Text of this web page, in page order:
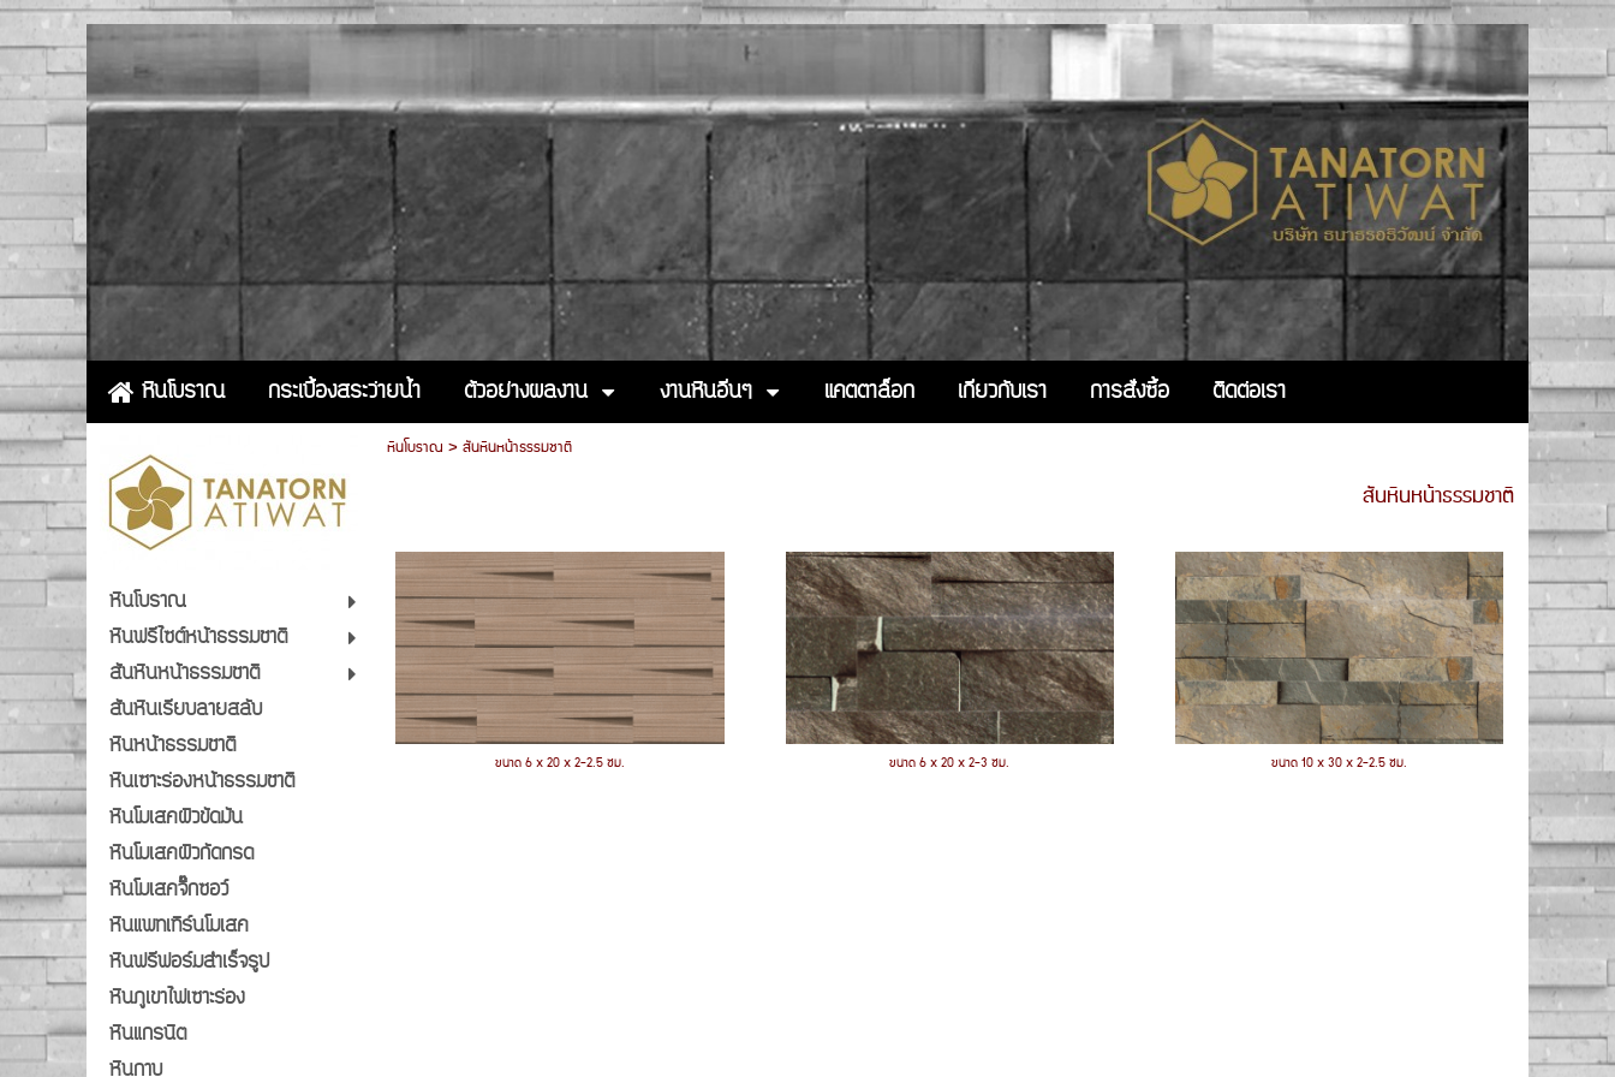
หินโบราณ กระเบื้องสระว่ายน้ำ ตัวอย่างผลงาน งานหินอื่นๆ แคตตาล็อก เกี่ยวกับเรา การสั่งซื้อ ติดต่อเรา
หินโบราณ
หินฟรีไซต์หน้าธรรมชาติ
สันหินหน้าธรรมชาติ
สันหินเรียบลายสลับ
หินหน้าธรรมชาติ
หินเซาะร่องหน้าธรรมชาติ
หินโมเสคผิวขัดมัน
หินโมเสคผิวกัดกรด
หินโมเสคจิ๊กซอว์
หินแพทเทิร์นโมเสค
หินฟรีฟอร์มสำเร็จรูป
หินภูเขาไฟเซาะร่อง
หินแกรนิต
หินกาบ
หินโบราณ >สันหินหน้าธรรมชาติ
สันหินหน้าธรรมชาติ
ขนาด 6 x 20 x 2-2.5 ซม. ขนาด 6 x 20 x 2-3 ซม. ขนาด 10 x 30 x 2-2.5 ซม.